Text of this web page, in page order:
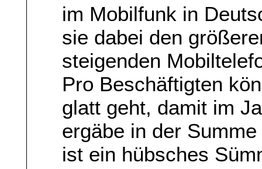
im Mobilfunk in
sie dabei den
steigenden
Pro Beschäftigten
glatt geht, damit im
ergäbe in der
ist ein hübsches